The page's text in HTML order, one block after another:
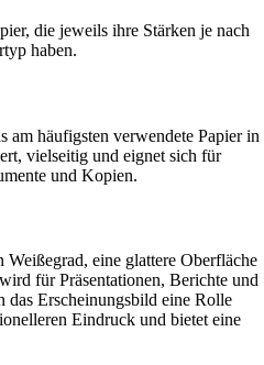
die jeweils ihre Stärken je nach
haben.
am häufigsten verwendete Papier in
vielseitig und eignet sich für
und Kopien.
Weißegrad, eine glattere Oberfläche
für Präsentationen, Berichte und
das Erscheinungsbild eine Rolle
Eindruck und bietet eine